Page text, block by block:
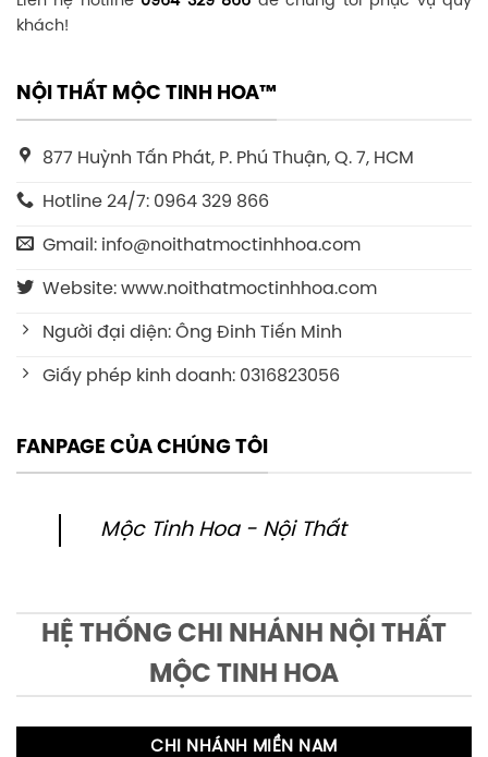
khách!
NỘI THẤT MỘC TINH HOA™
877 Huỳnh Tấn Phát, P. Phú Thuận, Q. 7, HCM
Hotline 24/7: 0964 329 866
Gmail: info@noithatmoctinhhoa.com
Website: www.noithatmoctinhhoa.com
Người đại diện: Ông Đinh Tiến Minh
Giấy phép kinh doanh: 0316823056
FANPAGE CỦA CHÚNG TÔI
Mộc Tinh Hoa - Nội Thất
HỆ THỐNG CHI NHÁNH NỘI THẤT
MỘC TINH HOA
CHI NHÁNH MIỀN NAM